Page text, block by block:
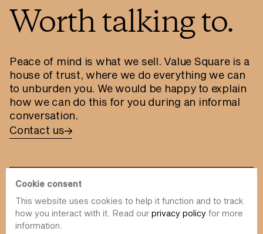
Worth talking to.
Peace of mind is what we sell. Value Square is a
house of trust, where we do everything we can
to unburden you. We would be happy to explain
how we can do this for you during an informal
conversation.
Contact us
info@value-square.be
Cookie consent
This website uses cookies to help it function and to track
how you interact with it. Read our privacy policy for more
information.